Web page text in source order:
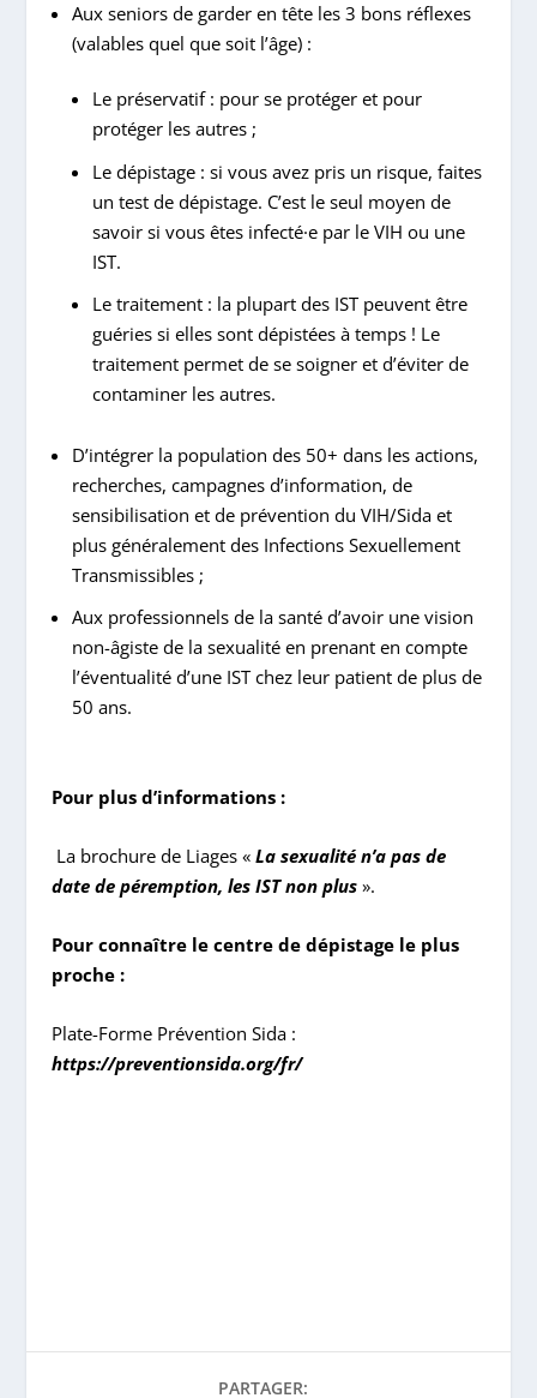
Aux seniors de garder en tête les 3 bons réflexes
(valables quel que soit l’âge) :
Le préservatif: pour se protéger et pour
protéger les autres ;
Le dépistage: si vous avez pris un risque, faites
un test de dépistage. C’est le seul moyen de
savoir si vous êtes infecté·e par le VIH ou une
IST.
Le traitement: la plupart des IST peuvent être
guéries si elles sont dépistées à temps ! Le
traitement permet de se soigner et d’éviter de
contaminer les autres.
D’intégrer la population des 50+ dans les actions,
recherches, campagnesd’information, de
sensibilisation et de prévention du VIH/Sida et
plus généralement des Infections Sexuellement
Transmissibles ;
Aux professionnels de la santé d’avoir une vision
non-âgiste de la sexualitéen prenant en compte
l’éventualité d’une IST chez leur patient de plus de
50 ans.
Pour plus d’informations :
La brochure de Liages « La sexualité n’a pas de
date de péremption, les IST non plus».
Pour connaître le centre de dépistage le plus
proche :
Plate-Forme Prévention Sida :
https://preventionsida.org/fr/
PARTAGER: